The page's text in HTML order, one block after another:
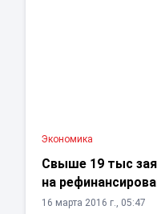
Экономика
Свыше 19 тыс
на
16 марта 2016 г., 05:47